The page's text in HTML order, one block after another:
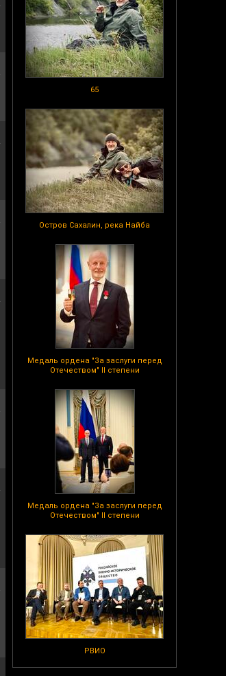
65
Остров Сахалин, река Найба
Медаль ордена "За заслуги перед
Отечеством" II степени
Медаль ордена "За заслуги перед
Отечеством" II степени
РВИО